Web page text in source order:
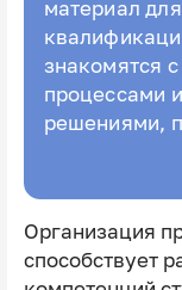
материал
знакомятся
процессами
решениями,
Организация
способствует